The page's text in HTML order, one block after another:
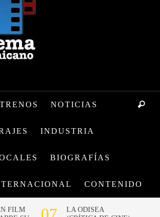
NOTICIAS
INDUSTRIA
BIOGRAFÍAS
CONTENIDO